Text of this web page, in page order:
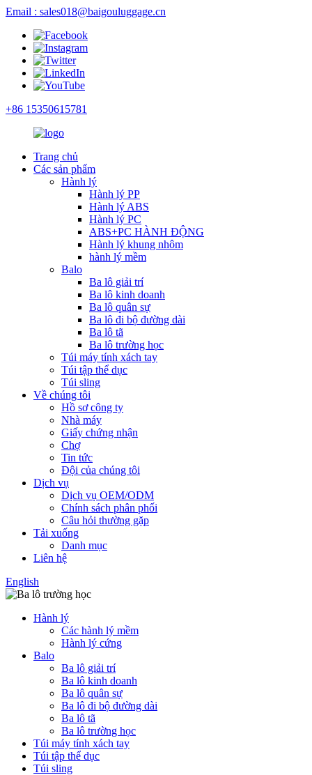
Email : sales018@baigouluggage.cn
+86 15350615781
Trang chủ
Các sản phẩm
Hành lý
Hành lý PP
Hành lý ABS
Hành lý PC
ABS+PC HÀNH ĐỘNG
Hành lý khung nhôm
hành lý mềm
Balo
Ba lô giải trí
Ba lô kinh doanh
Ba lô quân sự
Ba lô đi bộ đường dài
Ba lô tã
Ba lô trường học
Túi máy tính xách tay
Túi tập thể dục
Túi sling
Về chúng tôi
Hồ sơ công ty
Nhà máy
Giấy chứng nhận
Chợ
Tin tức
Đội của chúng tôi
Dịch vụ
Dịch vụ OEM/ODM
Chính sách phân phối
Câu hỏi thường gặp
Tải xuống
Danh mục
Liên hệ
English
Hành lý
Các hành lý mềm
Hành lý cứng
Balo
Ba lô giải trí
Ba lô kinh doanh
Ba lô quân sự
Ba lô đi bộ đường dài
Ba lô tã
Ba lô trường học
Túi máy tính xách tay
Túi tập thể dục
Túi sling